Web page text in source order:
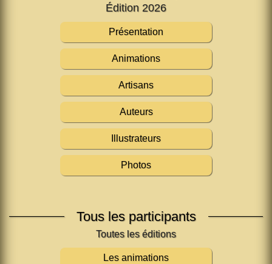
Édition 2026
Présentation
Animations
Artisans
Auteurs
Illustrateurs
Photos
Tous les participants
Les animations